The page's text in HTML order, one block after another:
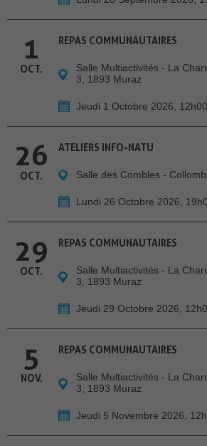
1
OCT.
REPAS COMMUNAUTAIRES
Salle Multiactivités - La
3, 1893 Muraz
Jeudi 1 Octobre 2026, 12h00
26
OCT.
ATELIERS INFO-NATU
Salle des Combles -
Lundi 26 Octobre 2026,
29
OCT.
REPAS COMMUNAUTAIRES
Salle Multiactivités - La
3, 1893 Muraz
Jeudi 29 Octobre 2026,
5
NOV.
REPAS COMMUNAUTAIRES
Salle Multiactivités - La
3, 1893 Muraz
Jeudi 5 Novembre 2026,